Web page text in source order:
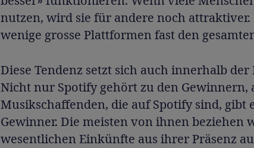
nutzen, wird sie für andere noch attraktiver.
wenige grosse Plattformen fast den
Diese Tendenz setzt sich auch innerhalb
Nicht nur Spotify gehört zu den Gewinnern,
Musikschaffenden, die auf Spotify sind, gibt
Gewinner. Die meisten von ihnen beziehen
wesentlichen Einkünfte aus ihrer Präsenz